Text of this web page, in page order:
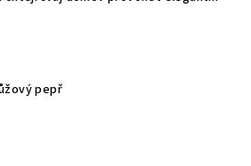
pepř